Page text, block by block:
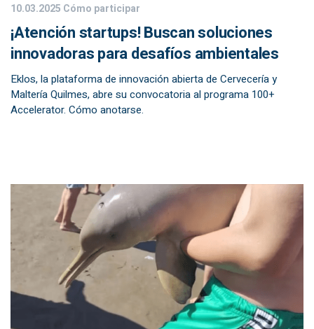
10.03.2025 Cómo participar
¡Atención startups! Buscan soluciones
innovadoras para desafíos ambientales
Eklos, la plataforma de innovación abierta de Cervecería y
Maltería Quilmes, abre su convocatoria al programa 100+
Accelerator. Cómo anotarse.